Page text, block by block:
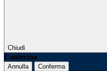
Chiudi
Conferma
Annulla Conferma